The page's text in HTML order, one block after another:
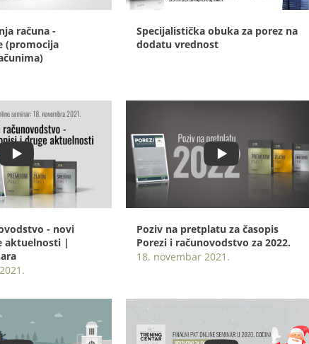
računa -
(promocija
Specijalistička obuka za porez na
dodatu vrednost
- novi
aktuelnosti |
Poziv na pretplatu za časopis
Porezi i računovodstvo za 2022.
18. novembar 2021.